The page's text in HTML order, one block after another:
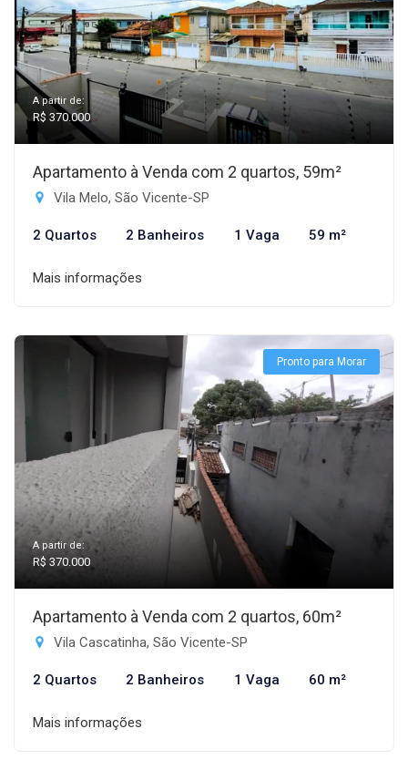
A partir de:
R$ 370.000
Apartamento à Venda com 2 quartos, 59m²
Vila Melo, São Vicente-SP
2 Quartos 2 Banheiros 1 Vaga 59 m²
Mais informações
Pronto para Morar
A partir de:
R$ 370.000
Apartamento à Venda com 2 quartos, 60m²
Vila Cascatinha, São Vicente-SP
2 Quartos 2 Banheiros 1 Vaga 60 m²
Mais informações